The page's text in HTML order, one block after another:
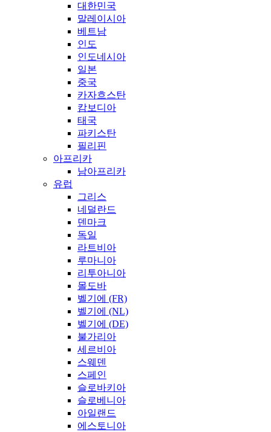
대한민국
말레이시아
베트남
인도
인도네시아
일본
중국
카자흐스탄
캄보디아
태국
파키스탄
필리핀
아프리카
남아프리카
유럽
그리스
네덜란드
덴마크
독일
라트비아
루마니아
리투아니아
몰도바
벨기에 (FR)
벨기에 (NL)
벨기에 (DE)
불가리아
세르비아
스웨덴
스페인
슬로바키아
슬로베니아
아일랜드
에스토니아